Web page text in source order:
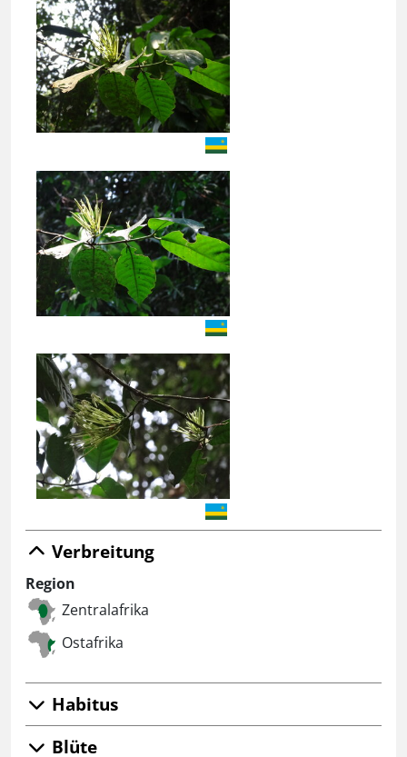
Verbreitung
Region
Zentralafrika
Ostafrika
Habitus
Blüte